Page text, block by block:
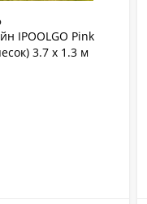
IPOOLGO Pink
3.7 x 1.3 м